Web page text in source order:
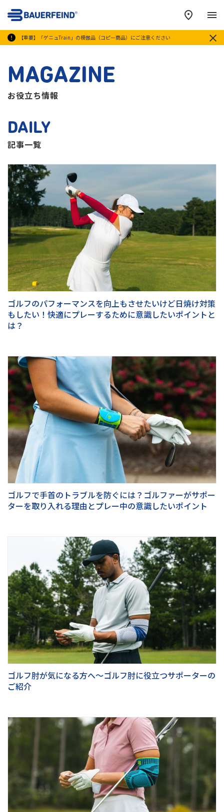
【重要】「ゲニュTrain」の模倣品（コピー商品）にご注意ください
メ
MAGAZINE
お役立ち情報
DAILY
記事一覧
ゴルフのパフォーマンスを向上もさせたいけど日焼け対策
もしたい！快適にプレーするために意識したいポイントと
は？
ゴルフで手首のトラブルを防ぐには？ゴルファーがサポー
ターを取り入れる理由とプレー中の意識したいポイント
ゴルフ肘が気になる方へ～ゴルフ肘に役立つサポーターの
ご紹介